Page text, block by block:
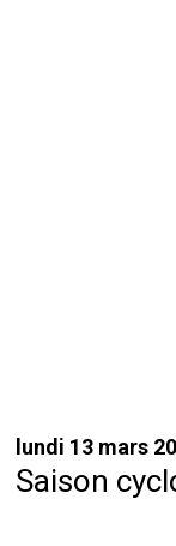
lundi 13 mars
Saison